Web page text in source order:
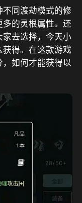
同渡劫模式的修
的灵根属性。还
去选择，今天小
得。在这款游戏
如何才能获得以